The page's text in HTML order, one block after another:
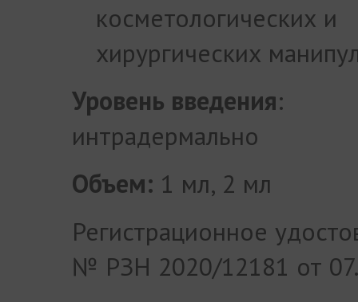
косметологических и
хирургических
Уровень введения:
интрадермально
Объем: 1 мл, 2 мл
Регистрационное
№ РЗН 2020/12181 от